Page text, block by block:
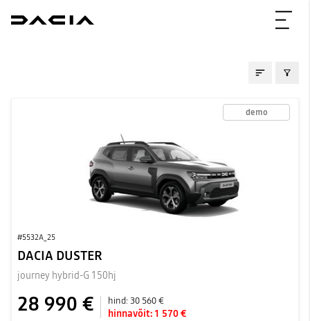
demo
#5532A_25
DACIA DUSTER
journey hybrid-G 150hj
28 990 € hind:30 560 €
hinnavõit: 1 570 €